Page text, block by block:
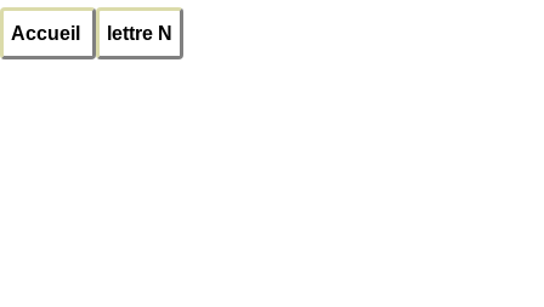
Accueil lettre N